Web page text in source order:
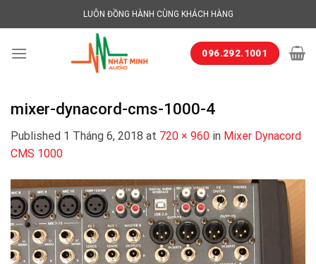
to
LUÔN ĐỒNG HÀNH CÙNG KHÁCH HÀNG
096.292.1001
mixer-dynacord-cms-1000-4
Published 1 Tháng 6, 2018 at 720 × 960 in Mixer Dynacord
CMS 1000